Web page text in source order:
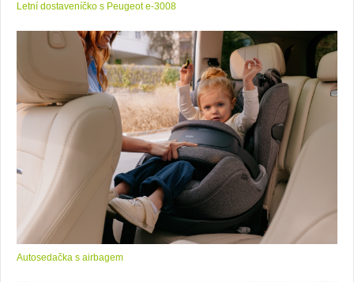
Letní dostaveníčko s Peugeot e-3008
Autosedačka s airbagem